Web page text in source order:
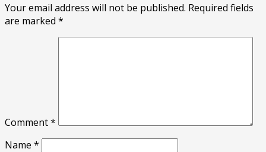
Your email address will not be published. Required fields
are marked *
Comment*
Name *